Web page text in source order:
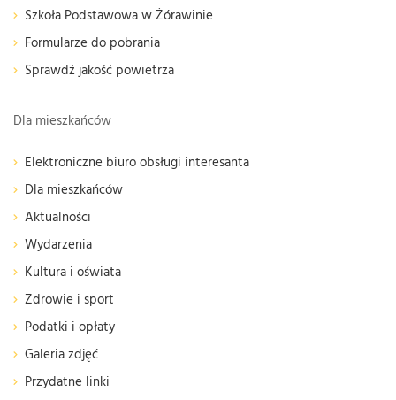
Szkoła Podstawowa w Żórawinie
Formularze do pobrania
Sprawdź jakość powietrza
Dla mieszkańców
Elektroniczne biuro obsługi interesanta
Dla mieszkańców
Aktualności
Wydarzenia
Kultura i oświata
Zdrowie i sport
Podatki i opłaty
Galeria zdjęć
Przydatne linki